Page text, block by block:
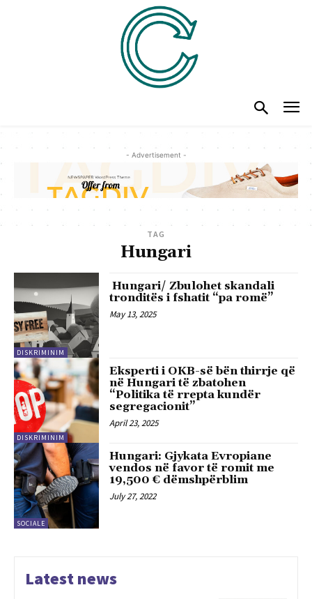
- Advertisement -
TAG
Hungari
DISKRIMINIM
Hungari/ Zbulohet skandali
tronditës i fshatit “pa romë”
May 13, 2025
DISKRIMINIM
Eksperti i OKB-së bën thirrje që
në Hungari të zbatohen
“Politika të rrepta kundër
segregacionit”
April 23, 2025
SOCIALE
Hungari: Gjykata Evropiane
vendos në favor të romit me
19,500 € dëmshpërblim
July 27, 2022
Latest news